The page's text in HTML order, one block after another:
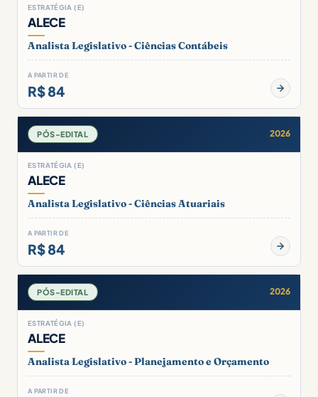
ESTRATÉGIA (E)
ALECE
Analista Legislativo - Ciências Contábeis
A PARTIR DE
R$ 84
PÓS-EDITAL 2026
ESTRATÉGIA (E)
ALECE
Analista Legislativo - Ciências Atuariais
A PARTIR DE
R$ 84
PÓS-EDITAL 2026
ESTRATÉGIA (E)
ALECE
Analista Legislativo - Planejamento e Orçamento
A PARTIR DE